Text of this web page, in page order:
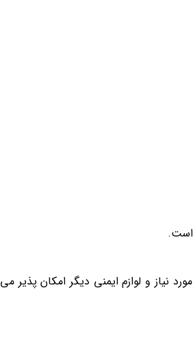
است.
قابل دستیابی می باشد. (دمای بالای ۳۰۰ درجه فقط با تجهیزات مورد نیاز و لوازم ایمنی دیگر امکان پذیر می